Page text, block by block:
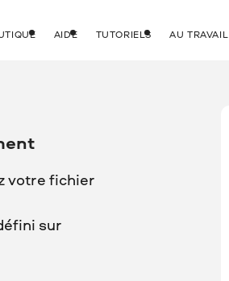
AIDE TUTORIELS AU TRAVAIL
votre fichier
sur